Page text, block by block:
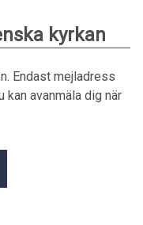
kyrkan
Endast mejladress
kan avanmäla dig när